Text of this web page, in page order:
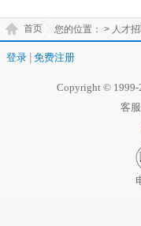
您的位置：
首页 > 人才
登录 免费注册
Copyright © 1999-
客